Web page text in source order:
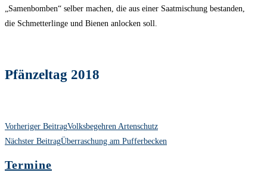
„Samenbomben“ selber machen, die aus einer Saatmischung bestanden,
die Schmetterlinge und Bienen anlocken soll.
Pfänzeltag 2018
Weitere
Artikel
ansehen
Vorheriger BeitragVolksbegehren Artenschutz
Nächster BeitragÜberraschung am Pufferbecken
Termine